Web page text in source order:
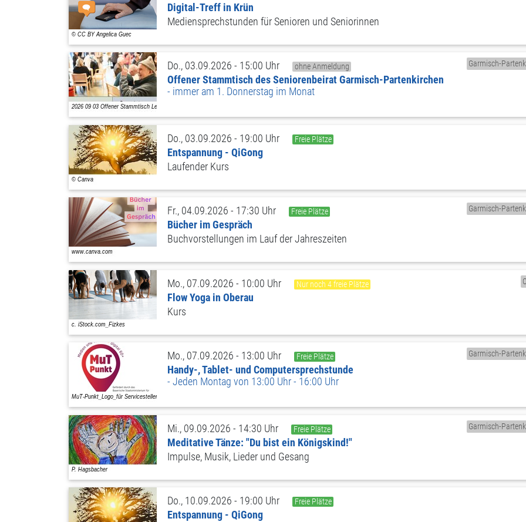
Digital-Treff in Krün
Mediensprechstunden für Senioren und Seniorinnen
Do., 03.09.2026 - 15:00 Uhr ohne Anmeldung Garmisch-
Offener Stammtisch des Seniorenbeirat Garmisch-Partenkirchen
immer am 1. Donnerstag im Monat
Do., 03.09.2026 - 19:00 Uhr Freie Plätze
Entspannung - QiGong
Laufender Kurs
Fr., 04.09.2026 - 17:30 Uhr Freie Plätze Garmisch-
Bücher im Gespräch
Buchvorstellungen im Lauf der Jahreszeiten
Mo., 07.09.2026 - 10:00 Uhr Nur noch 4 freie Plätze
Flow Yoga in Oberau
Kurs
Mo., 07.09.2026 - 13:00 Uhr Freie Plätze Garmisch-
Handy-, Tablet- und Computersprechstunde
Jeden Montag von 13:00 Uhr - 16:00 Uhr
Mi., 09.09.2026 - 14:30 Uhr Freie Plätze Garmisch-
Meditative Tänze: "Du bist ein Königskind!"
Impulse, Musik, Lieder und Gesang
Do., 10.09.2026 - 19:00 Uhr Freie Plätze
Entspannung - QiGong